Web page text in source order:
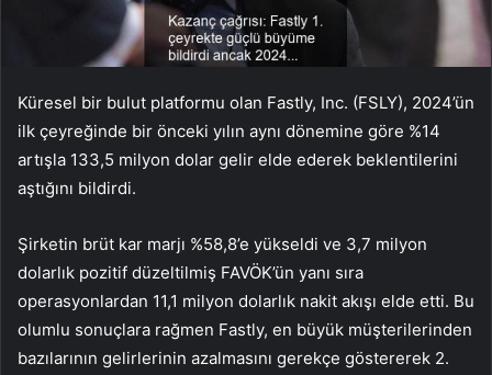
Küresel bir bulut platformu olan Fastly, Inc. (FSLY), 2024’ün
ilk çeyreğinde bir önceki yılın aynı dönemine göre %14
artışla 133,5 milyon dolar gelir elde ederek beklentilerini
aştığını bildirdi.
Şirketin brüt kar marjı %58,8’e yükseldi ve 3,7 milyon
dolarlık pozitif düzeltilmiş FAVÖK’ün yanı sıra
operasyonlardan 11,1 milyon dolarlık nakit akışı elde etti. Bu
olumlu sonuçlara rağmen Fastly, en büyük müşterilerinden
bazılarının gelirlerinin azalmasını gerekçe göstererek 2.